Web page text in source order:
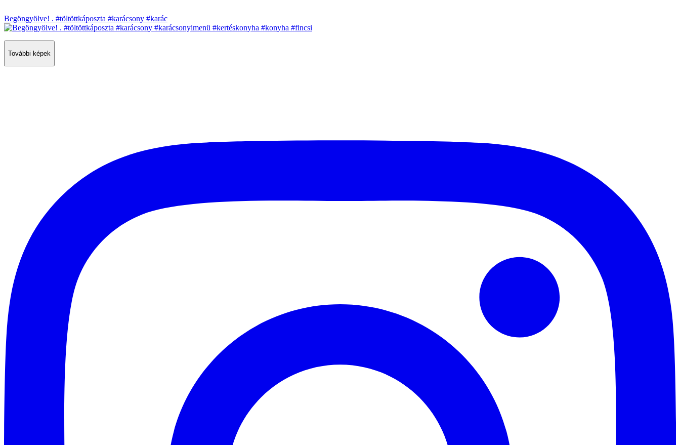
Begöngyölve! . #töltöttkáposzta #karácsony #karác
További képek